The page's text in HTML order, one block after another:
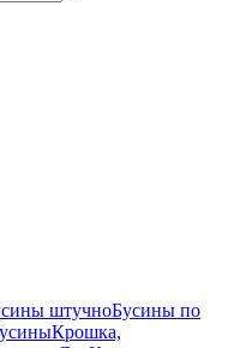
штучноБусины по
Крошка,